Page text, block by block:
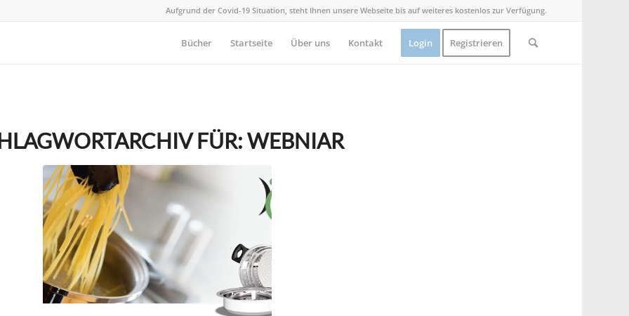
Aufgrund der Covid-19 Situation, steht Ihnen unsere Webseite bis auf weiteres kostenlos zur Verfügung.
Bücher Startseite Über uns Kontakt Login Registrieren
FÜR:WEBNIAR